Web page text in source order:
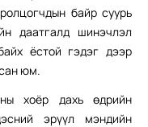
байр суурь
даатгалд шинэчлэл
ёстой гэдэг дээр
юм.
хоёр дахь өдрийн
эрүүл мэндийн